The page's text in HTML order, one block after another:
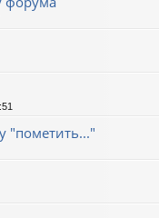
"пометить..."